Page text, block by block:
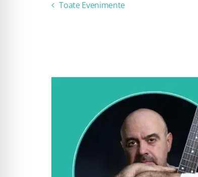
Toate Evenimente